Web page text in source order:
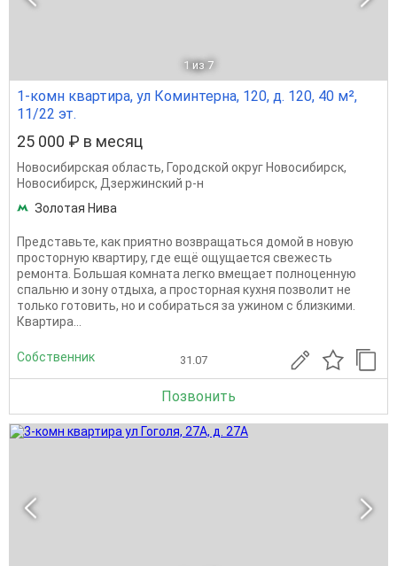
1 из 7
1-комн квартира, ул Коминтерна, 120, д. 120, 40 м²,
11/22 эт.
25 000 ₽ в месяц
Новосибирская область, Городской округ Новосибирск,
Новосибирск, Дзержинский р-н
Золотая Нива
Представьте, как приятно возвращаться домой в новую
просторную квартиру, где ещё ощущается свежесть
ремонта. Большая комната легко вмещает полноценную
спальню и зону отдыха, а просторная кухня позволит не
только готовить, но и собираться за ужином с близкими.
Квартира...
Собственник 31.07
Позвонить